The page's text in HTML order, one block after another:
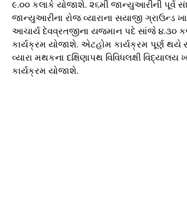
૯.૦૦ કલાકે યોજાશે. ૨૬મી જાન્યુઆરીની પૂર્વ
જાન્યુઆરીના રોજ વ્યારાના સયાજી ગ્રાઉન્ડ
આચાર્ય દેવવ્રતજીના યજમાન પદે સાંજે ૪.૩૦
કાર્યક્રમ યોજાશે. એટહોમ કાર્યક્રમ પૂર્ણ થયે
વ્યારા મથકના દક્ષિણાપથ વિવિધલક્ષી
કાર્યક્રમ યોજાશે.